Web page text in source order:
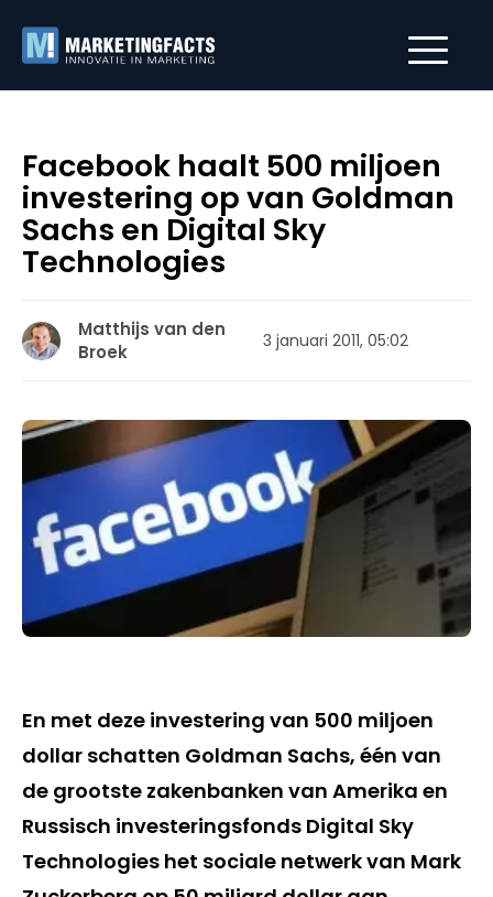
Facebook haalt 500 miljoen
investering op van Goldman
Sachs en Digital Sky
Technologies
Matthijs van den
Broek
3 januari 2011, 05:02
En met deze investering van 500 miljoen
dollar schatten Goldman Sachs, één van
de grootste zakenbanken van Amerika en
Russisch investeringsfonds Digital Sky
Technologies het sociale netwerk van Mark